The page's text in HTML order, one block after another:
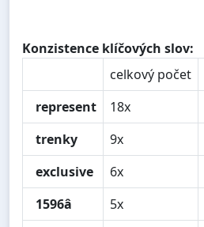
Konzistence klíčových slov:
celkový počet
represent
18x
trenky
9x
exclusive
6x
1596â
5x